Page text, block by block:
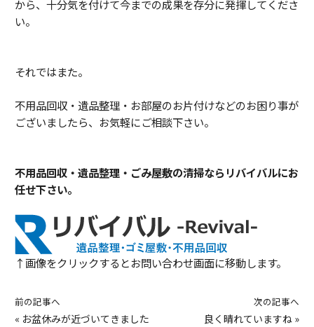
から、十分気を付けて今までの成果を存分に発揮してくださ
い。
それではまた。
不用品回収・遺品整理・お部屋のお片付けなどのお困り事が
ございましたら、お気軽にご相談下さい。
不用品回収・遺品整理・ごみ屋敷の清掃ならリバイバルにお
任せ下さい。
↑画像をクリックするとお問い合わせ画面に移動します。
前の記事へ
« お盆休みが近づいてきました
次の記事へ
良く晴れていますね »